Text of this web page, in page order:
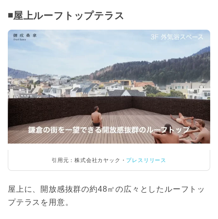
◾️屋上ルーフトップテラス
引用元：株式会社カヤック・ プレスリリース
屋上に、開放感抜群の約48㎡の広々としたルーフトッ
プテラスを用意。